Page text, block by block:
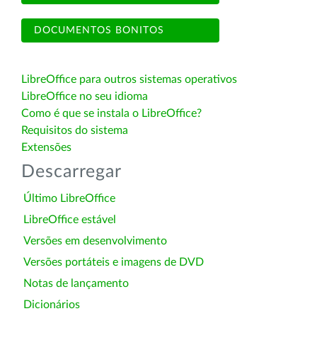
DOCUMENTOS BONITOS
LibreOffice para outros sistemas operativos
LibreOffice no seu idioma
Como é que se instala o LibreOffice?
Requisitos do sistema
Extensões
Descarregar
Último LibreOffice
LibreOffice estável
Versões em desenvolvimento
Versões portáteis e imagens de DVD
Notas de lançamento
Dicionários